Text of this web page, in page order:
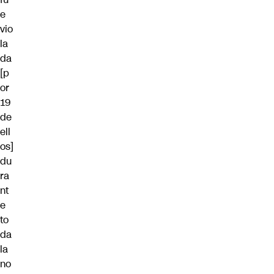
e
vio
la
da
[p
or
19
de
ell
os]
du
ra
nt
e
to
da
la
no